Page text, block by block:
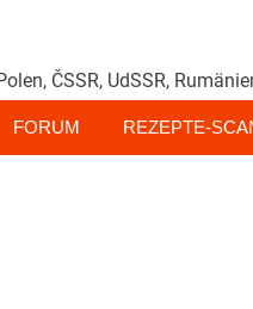
ČSSR, UdSSR,
FORUM REZEPTE-